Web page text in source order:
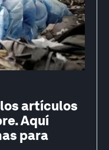
artículos
Aquí
para